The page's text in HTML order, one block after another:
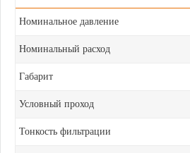
Номинальное давление
Номинальный расход
Габарит
Условный проход
Тонкость фильтрации